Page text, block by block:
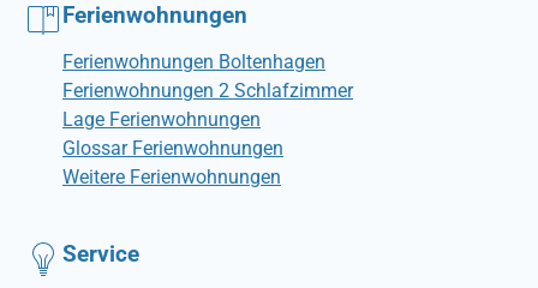
Ferienwohnungen
Ferienwohnungen Boltenhagen
Ferienwohnungen 2 Schlafzimmer
Lage Ferienwohnungen
Glossar Ferienwohnungen
Weitere Ferienwohnungen
Service